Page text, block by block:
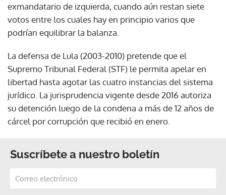
exmandatario de izquierda, cuando aún restan siete
votos entre los cuales hay en principio varios que
podrían equilibrar la balanza.
La defensa de Lula (2003-2010) pretende que el
Supremo Tribunal Federal (STF) le permita apelar en
libertad hasta agotar las cuatro instancias del sistema
jurídico. La jurisprudencia vigente desde 2016 autoriza
su detención luego de la condena a más de 12 años de
cárcel por corrupción que recibió en enero.
Suscríbete a nuestro boletín